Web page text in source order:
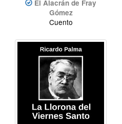
El Alacrán de Fray
Gómez
Cuento